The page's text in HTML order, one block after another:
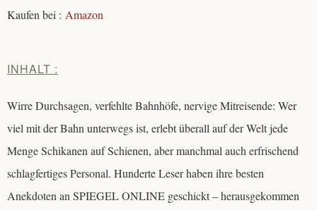
Kaufen bei : Amazon
INHALT :
Wirre Durchsagen, verfehlte Bahnhöfe, nervige Mitreisende: Wer
viel mit der Bahn unterwegs ist, erlebt überall auf der Welt jede
Menge Schikanen auf Schienen, aber manchmal auch erfrischend
schlagfertiges Personal. Hunderte Leser haben ihre besten
Anekdoten an SPIEGEL ONLINE geschickt – herausgekommen